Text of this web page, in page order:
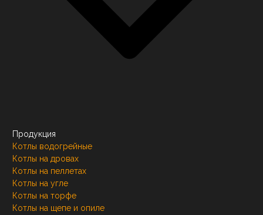
Продукция
Котлы водогрейные
Котлы на дровах
Котлы на пеллетах
Котлы на угле
Котлы на торфе
Котлы на щепе и опиле